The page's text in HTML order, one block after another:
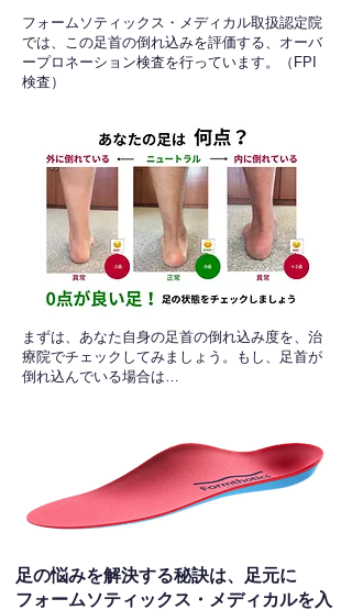
フォームソティックス・メディカル取扱認定院
では、この足首の倒れ込みを評価する、オーバ
ープロネーション検査を行っています。（FPI
検査）​
​まずは、あなた自身の足首の倒れ込み度を、治
療院でチェックしてみましょう。もし、足首が
倒れ込んでいる場合は…
足の悩みを解決する秘訣は、足元に
フォームソティックス・メディカルを入